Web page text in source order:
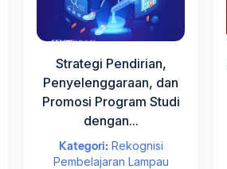
Strategi Pendirian,
Penyelenggaraan, dan
Promosi Program Studi
dengan...
Kategori: Rekognisi
Pembelajaran Lampau